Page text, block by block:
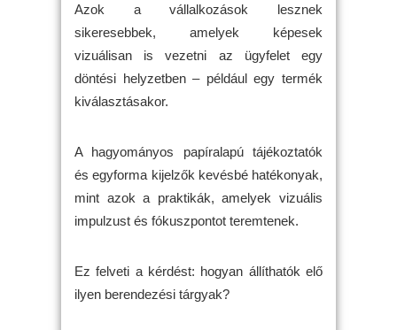
Azok a vállalkozások lesznek
sikeresebbek, amelyek képesek
vizuálisan is vezetni az ügyfelet egy
döntési helyzetben – például egy termék
kiválasztásakor.
A hagyományos papíralapú tájékoztatók
és egyforma kijelzők kevésbé hatékonyak,
mint azok a praktikák, amelyek vizuális
impulzust és fókuszpontot teremtenek.
Ez felveti a kérdést: hogyan állíthatók elő
ilyen berendezési tárgyak?